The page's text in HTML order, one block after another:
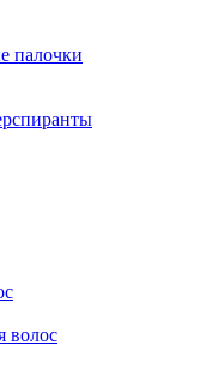
палочки
волос